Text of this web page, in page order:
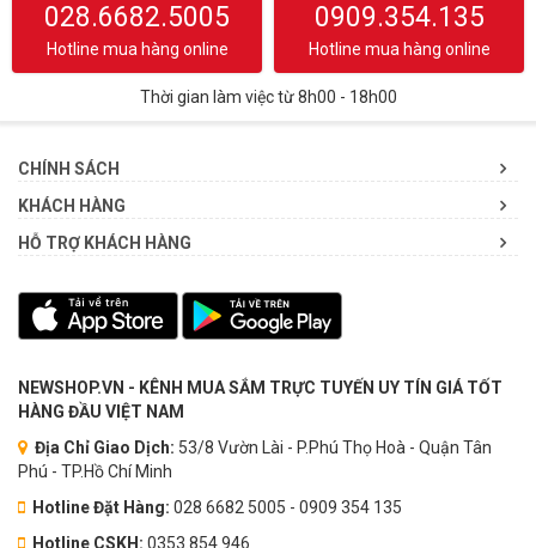
028.6682.5005
Hotline mua hàng online
0909.354.135
Hotline mua hàng online
Thời gian làm việc từ 8h00 - 18h00
CHÍNH SÁCH
KHÁCH HÀNG
HỖ TRỢ KHÁCH HÀNG
NEWSHOP.VN - KÊNH MUA SẮM TRỰC TUYẾN UY TÍN GIÁ TỐT
HÀNG ĐẦU VIỆT NAM
Địa Chỉ Giao Dịch: 53/8 Vườn Lài - P.Phú Thọ Hoà - Quận Tân
Phú - TP.Hồ Chí Minh
Hotline Đặt Hàng: 028 6682 5005 - 0909 354 135
Hotline CSKH: 0353.854.946